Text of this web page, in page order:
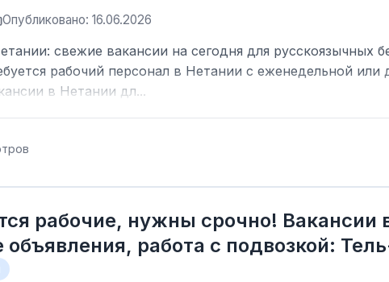
Опубликовано: 16.06.2026
свежие вакансии на сегодня для русскоязычных
рабочий персонал в Нетании с еженедельной
в Нетании дл...
рабочие, нужны срочно! Вакансии
объявления, работа с подвозкой: